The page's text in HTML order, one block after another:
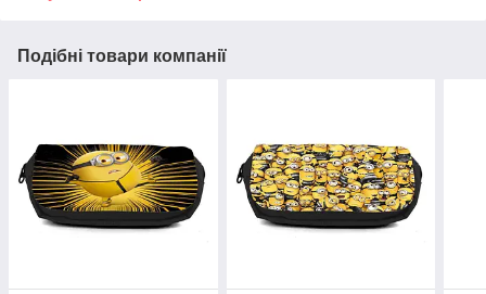
Подібні товари компанії